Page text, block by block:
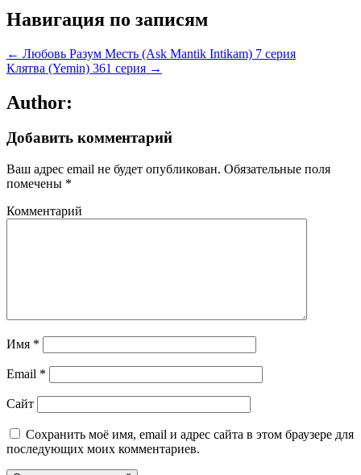
Навигация по записям
← Любовь Разум Месть (Ask Mantik Intikam) 7 серия
Клятва (Yemin) 361 серия →
Author:
Добавить комментарий
Ваш адрес email не будет опубликован. Обязательные поля
помечены *
Комментарий
Имя *
Email *
Сайт
Сохранить моё имя, email и адрес сайта в этом браузере для
последующих моих комментариев.